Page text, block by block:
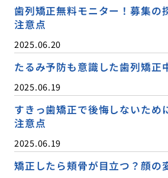
歯列矯正無料モニター！募集の
注意点
2025.06.20
たるみ予防も意識した歯列矯正
2025.06.19
すきっ歯矯正で後悔しないため
注意点
2025.06.19
矯正したら頬骨が目立つ？顔の